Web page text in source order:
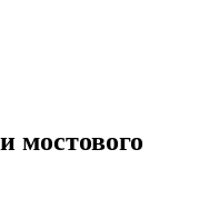
мостового